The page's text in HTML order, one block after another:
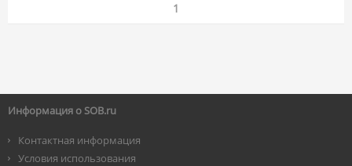
1
Информация о SOB.ru
Контактная информация
Условия использования